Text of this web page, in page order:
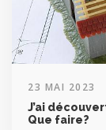
23 MAI 2023
J’ai
Que faire?